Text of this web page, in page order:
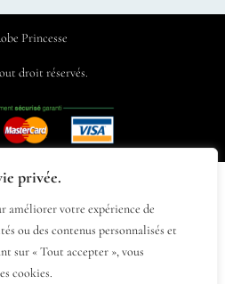
privée.
améliorer votre expérience de
ou des contenus personnalisés et
sur « Tout accepter », vous
cookies.
Princesse
droit réservés.